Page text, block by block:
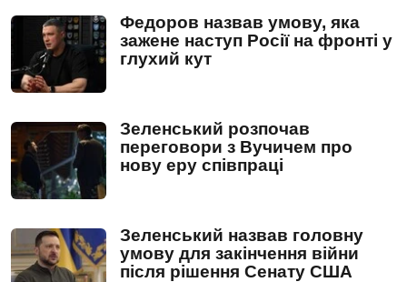
Федоров назвав умову, яка
зажене наступ Росії на фронті у
глухий кут
Зеленський розпочав
переговори з Вучичем про
нову еру співпраці
Зеленський назвав головну
умову для закінчення війни
після рішення Сенату США